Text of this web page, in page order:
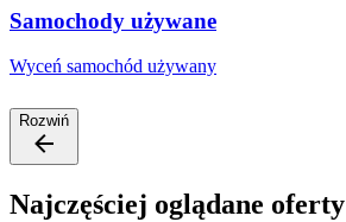
Samochody używane
Wyceń samochód używany
Rozwiń
Najczęściej oglądane oferty